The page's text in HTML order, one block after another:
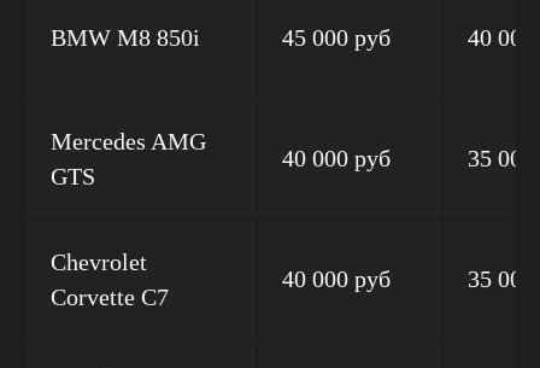
BMW M8 850i 45 000 руб 40 000
Mercedes AMG
GTS
40 000 руб 35 000
Chevrolet
Corvette C7
40 000 руб 35 000